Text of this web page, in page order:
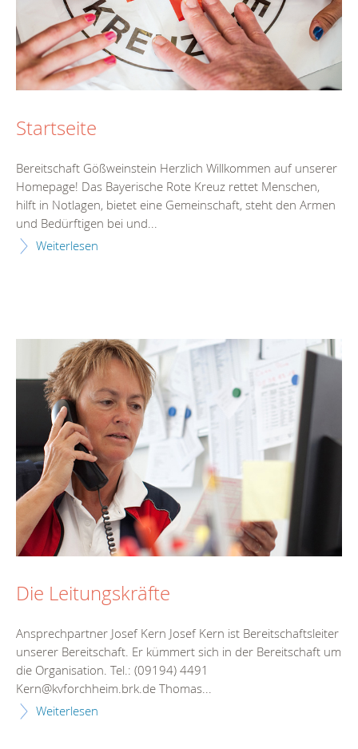
Startseite
Bereitschaft Gößweinstein Herzlich Willkommen auf unserer
Homepage! Das Bayerische Rote Kreuz rettet Menschen,
hilft in Notlagen, bietet eine Gemeinschaft, steht den Armen
und Bedürftigen bei und...
Weiterlesen
Die Leitungskräfte
Ansprechpartner Josef Kern Josef Kern ist Bereitschaftsleiter
unserer Bereitschaft. Er kümmert sich in der Bereitschaft um
die Organisation. Tel.: (09194) 4491
Kern@kvforchheim.brk.de Thomas...
Weiterlesen